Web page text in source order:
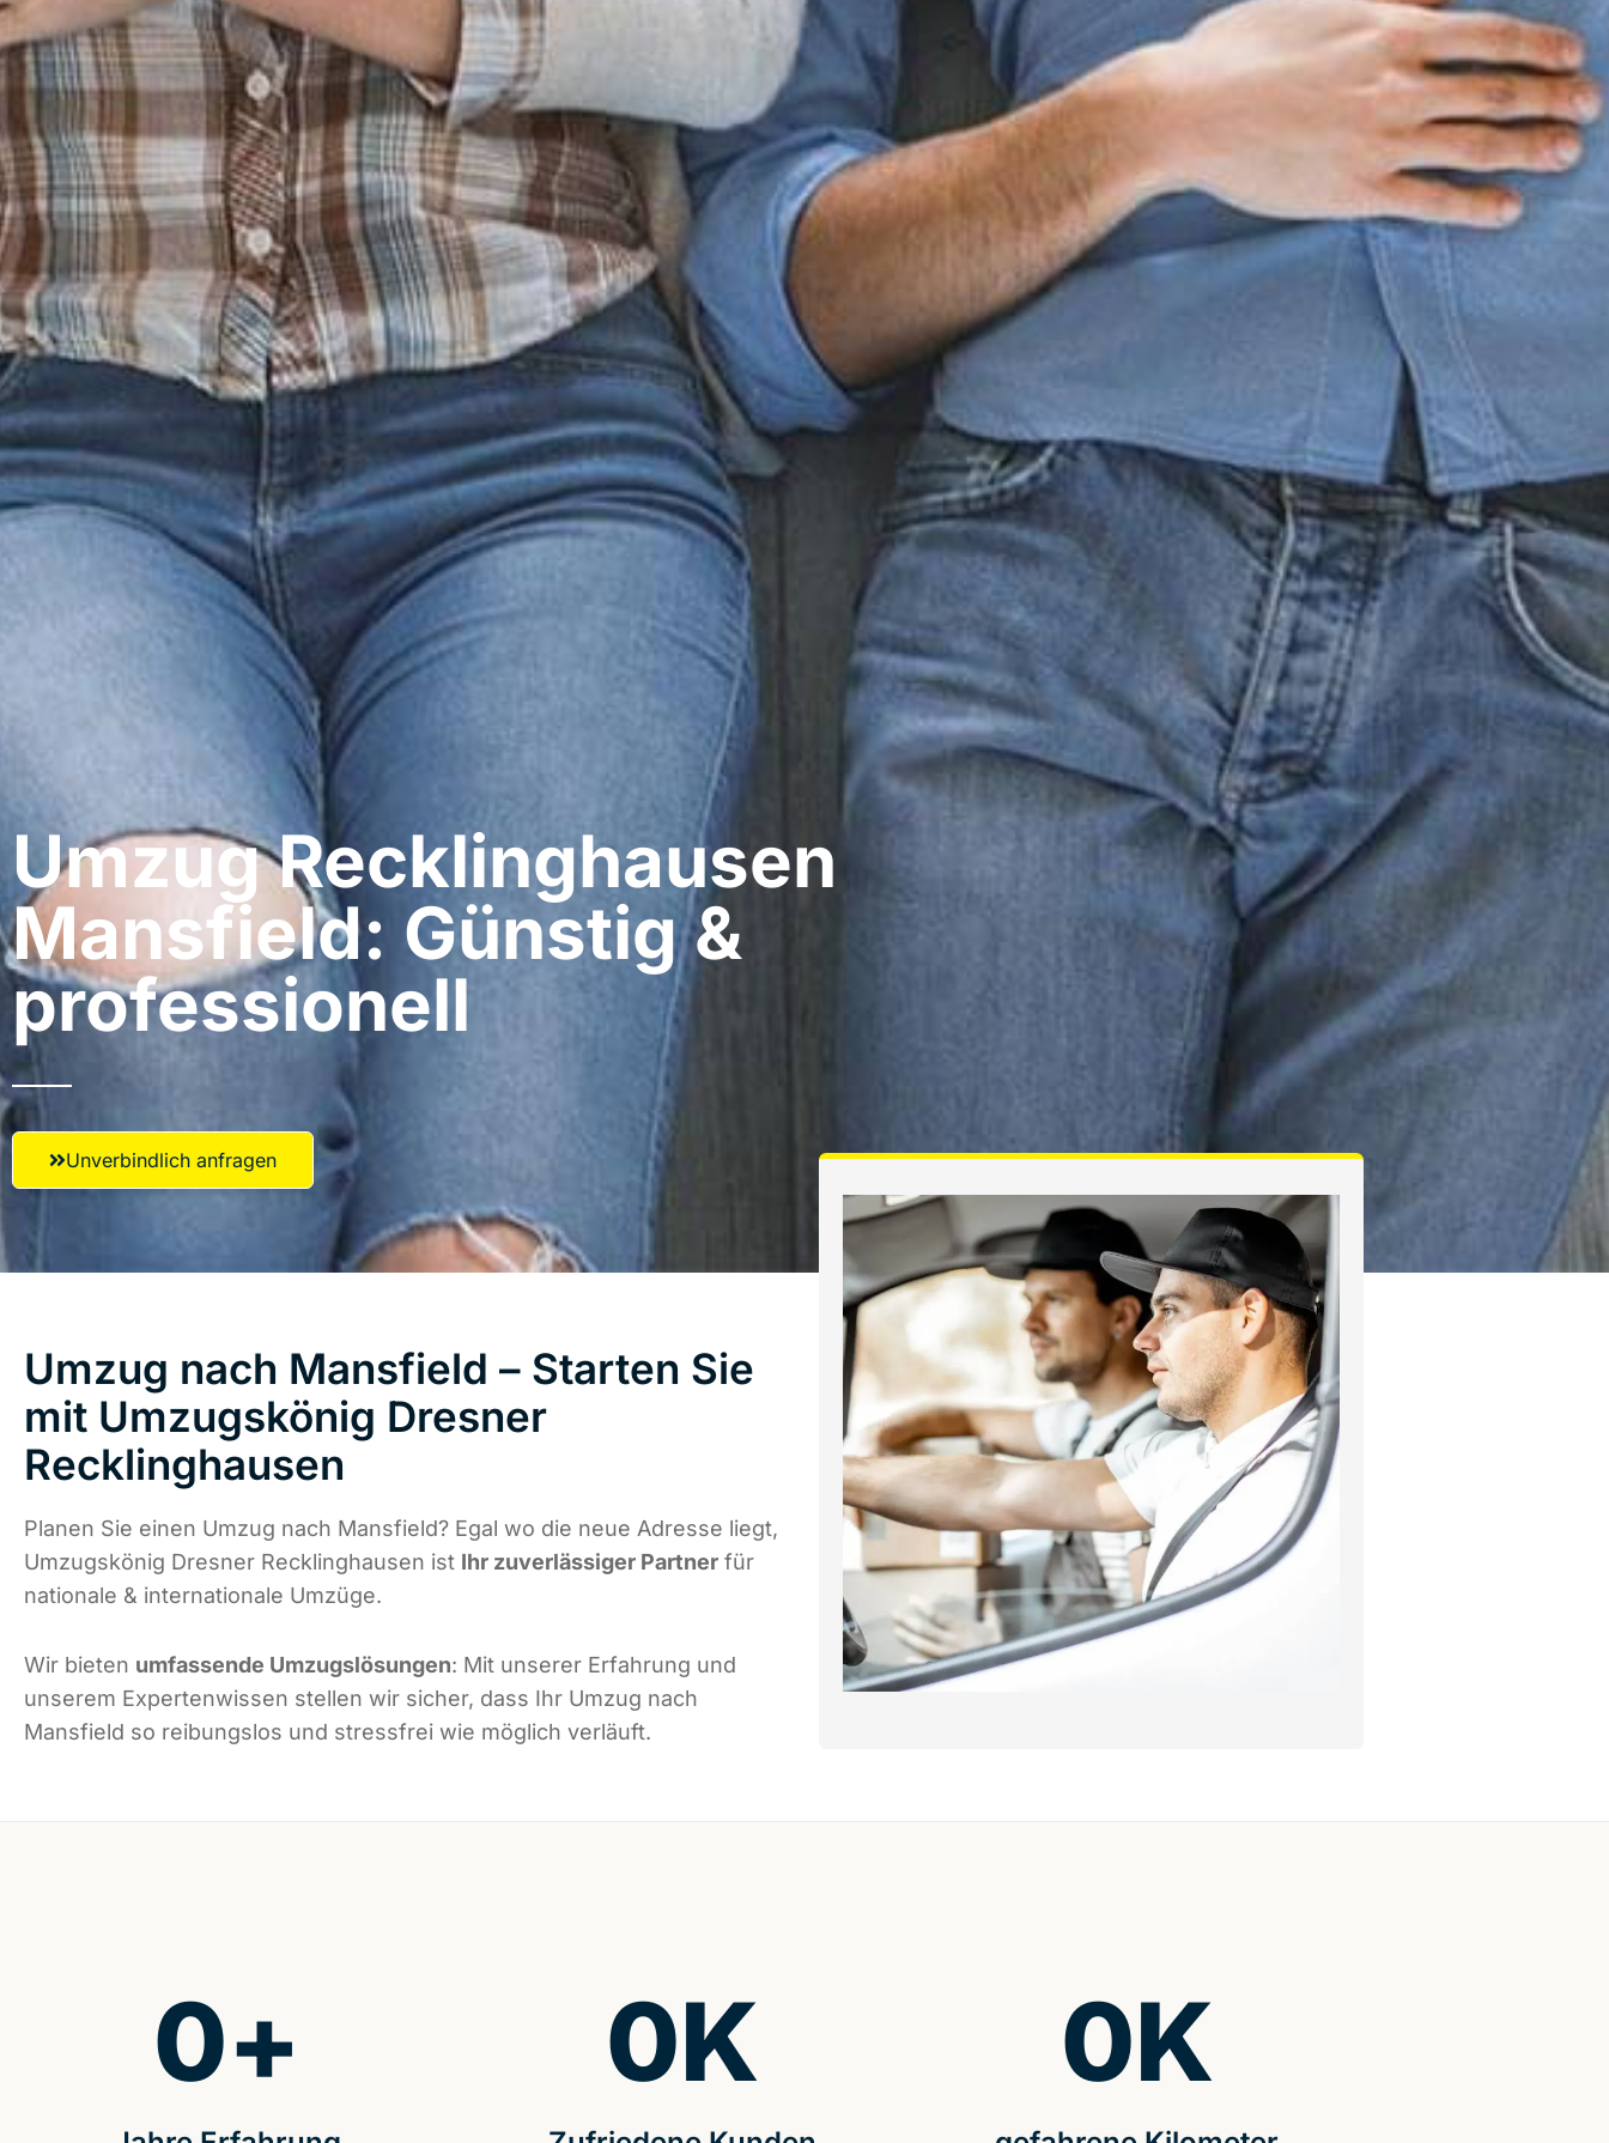
Umzug Recklinghausen​
Mansfield: Günstig &
professionell​
Unverbindlich anfragen
Umzug nach Mansfield – Starten Sie
mit Umzugskönig Dresner
Recklinghausen
Planen Sie einen Umzug nach Mansfield? Egal wo die neue Adresse liegt,
Umzugskönig Dresner Recklinghausen ist Ihr zuverlässiger Partner für
nationale & internationale Umzüge.
Wir bieten umfassende Umzugslösungen: Mit unserer Erfahrung und
unserem Expertenwissen stellen wir sicher, dass Ihr Umzug nach
Mansfield so reibungslos und stressfrei wie möglich verläuft.
0+ 0K 0K